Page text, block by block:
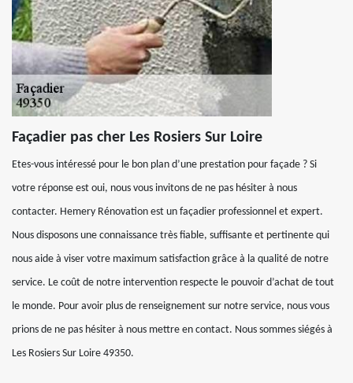
Façadier pas cher Les Rosiers Sur Loire
Etes-vous intéressé pour le bon plan d’une prestation pour façade ? Si
votre réponse est oui, nous vous invitons de ne pas hésiter à nous
contacter. Hemery Rénovation est un façadier professionnel et expert.
Nous disposons une connaissance très fiable, suffisante et pertinente qui
nous aide à viser votre maximum satisfaction grâce à la qualité de notre
service. Le coût de notre intervention respecte le pouvoir d’achat de tout
le monde. Pour avoir plus de renseignement sur notre service, nous vous
prions de ne pas hésiter à nous mettre en contact. Nous sommes siégés à
Les Rosiers Sur Loire 49350.